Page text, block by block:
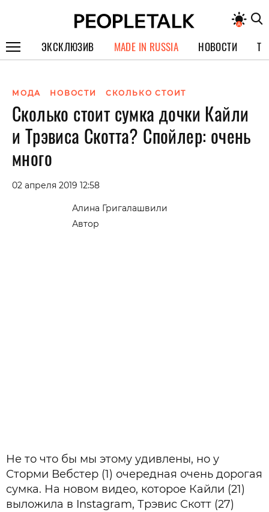
ЭКСКЛЮЗИВ
СПЕЦПРОЕКТЫ
ИНТЕРВЬЮ
ПОКОЛЕНИЕ
MADE IN RUSSIA НОВОСТИ
МОДА НОВОСТИ СКОЛЬКО СТОИТ
Сколько стоит сумка дочки Кайли
и Трэвиса Скотта? Спойлер: очень
много
02 апреля 2019 12:58
Алина Григалашвили
Автор
Не то что бы мы этому удивлены, но у
Сторми Вебстер (1) очередная очень дорогая
сумка. На новом видео, которое Кайли (21)
выложила в Instagram, Трэвис Скотт (27)